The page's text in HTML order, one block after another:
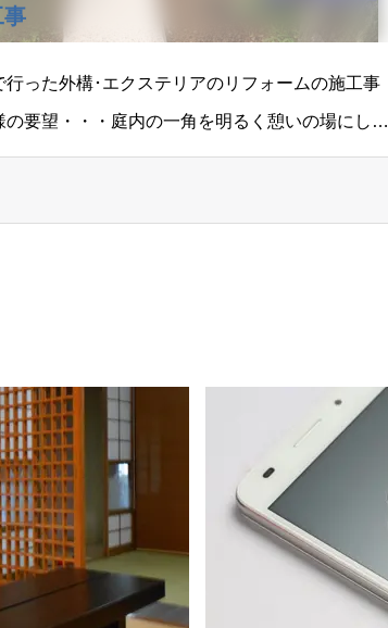
事
行った外構･エクステリアのリフォームの施工事
の要望・・・庭内の一角を明るく憩いの場にした
ｅ…